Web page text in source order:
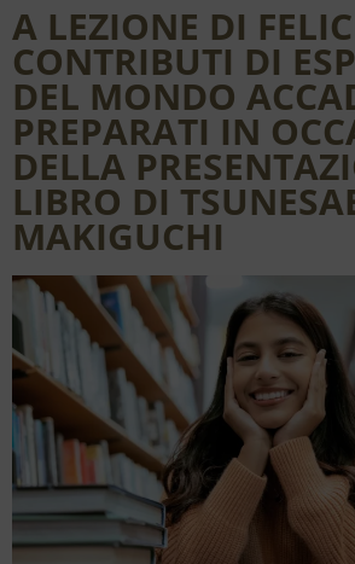
A LEZIONE DI
CONTRIBUTI DI
DEL MONDO
PREPARATI IN
DELLA
LIBRO DI
MAKIGUCHI